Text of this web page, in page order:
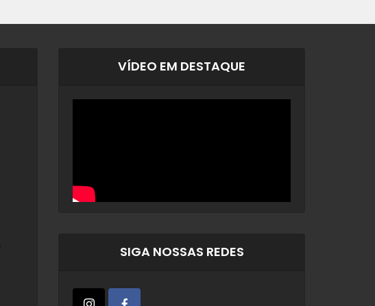
VÍDEO EM DESTAQUE
SIGA NOSSAS REDES